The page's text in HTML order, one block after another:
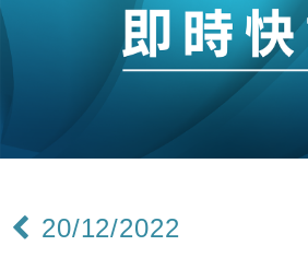
財經｜日經失守6.5萬點後回
15:47
財經｜恒隆10月換帥 玩具「
財經｜韓股反覆波動收跌 連
12:44
財經｜日本春季三度入市撐
20/12/2022